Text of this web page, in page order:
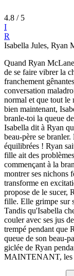
4.8 / 5
I
R
Isabella Jules, Ryan
Quand Ryan
de se faire vibrer la
franchement
conversation
normal et que tout le
bien maintenant,
branle-toi la queue
Isabella dit à Ryan
beau-père se
équilibrées ! Ryan
fille ait des
commençant à la
montrer ses nichons
transforme en
propose de le sucer,
fille. Elle grimpe sur
Tandis qu'Isabella
couler avec ses jus
trempé pendant que
queue de son beau-
giclée de Ryan
MAINTENANT, les